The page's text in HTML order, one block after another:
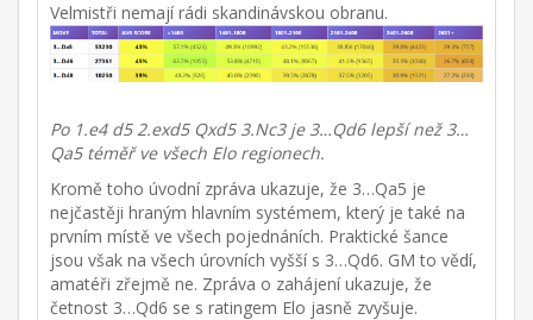
Velmistři nemají rádi skandinávskou obranu.
Po 1.e4 d5 2.exd5 Qxd5 3.Nc3 je 3…Qd6 lepší než 3…
Qa5 téměř ve všech Elo regionech.
Kromě toho úvodní zpráva ukazuje, že 3…Qa5 je
nejčastěji hraným hlavním systémem, který je také na
prvním místě ve všech pojednáních. Praktické šance
jsou však na všech úrovních vyšší s 3…Qd6. GM to vědí,
amatéři zřejmě ne. Zpráva o zahájení ukazuje, že
četnost 3…Qd6 se s ratingem Elo jasně zvyšuje.